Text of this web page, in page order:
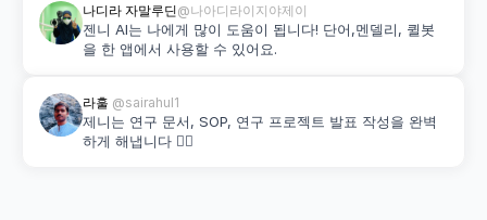
나디라 자말루딘@나아디라이지야제이
젠니 AI는 나에게 많이 도움이 됩니다! 단어,멘델리, 퀼봇
을 한 앱에서 사용할 수 있어요.
라훌 @sairahul1
제니는 연구 문서, SOP, 연구 프로젝트 발표 작성을 완벽
하게 해냅니다 👌🏽